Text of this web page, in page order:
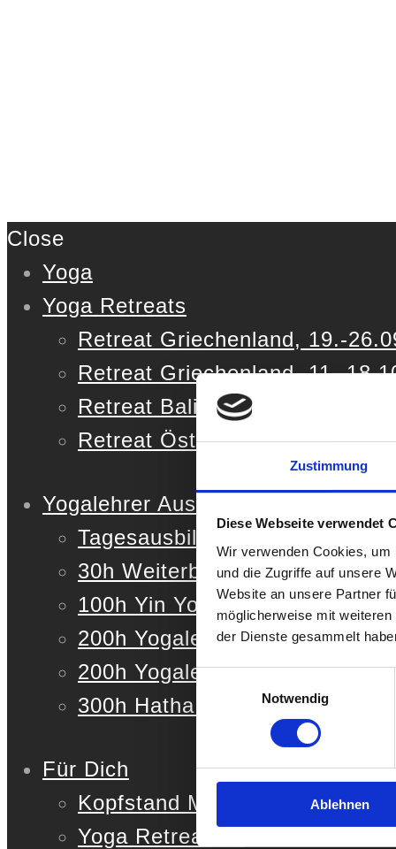
Zustimmung
Diese Webseite verwendet
Wir verwenden Cookies,
und die Zugriffe auf unsere
Website an unsere Partner
möglicherweise mit
der Dienste gesammelt
Einwilligungsauswahl
Notwendig
Ablehnen
Close
Yoga
Yoga Retreats
Retreat Griechenland, 19.-
Retreat Griechenland, 11.-
Retreat Bali, 02.-16.01.27
Retreat Österreich, 15.-
Yogalehrer Ausbildung
Tagesausbildung
30h Weiterbildung (YACEP)
100h Yin Yoga &
200h Yogalehrer Ausbildung
200h Yogalehrer Ausbildung
300h Hatha & Vinyasa
Für Dich
Kopfstand Masterclass
Yoga Retreat Kit